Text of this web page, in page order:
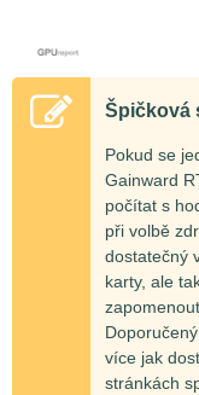
Špičková
Pokud se
Gainward
počítat s
při volbě
dostatečný
karty, ale
více jak
stránkách